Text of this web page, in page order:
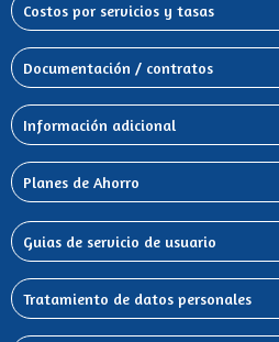
Costos por servicios y tasas
Documentación / contratos
Información adicional
Planes de Ahorro
Guias de servicio de usuario
Tratamiento de datos personales